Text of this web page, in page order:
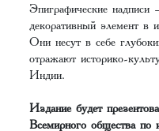
Эпиграфические
декоративный элемент в
Они несут в себе
отражают историко-
Индии.
Издание будет
Всемирного общества по